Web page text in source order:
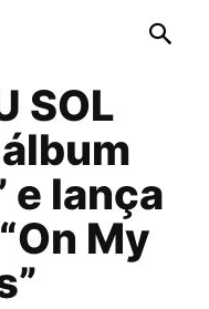
SOL
e lança
My